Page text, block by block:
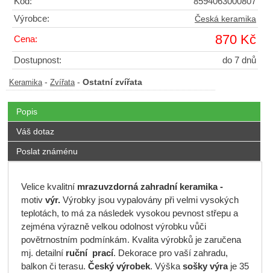
Výrobce:
Česká keramika
Cena: 870 Kč
Dostupnost: do 7 dnů
Keramika - Zvířata - Ostatní zvířata
Popis
Váš dotaz
Poslat známénu
Velice kvalitní mrazuvzdorná zahradní keramika -
motivvýr.Výrobky jsou vypalovány při velmi vysokých
teplotách, to má za následek vysokou pevnost střepu a
zejména výrazně velkou odolnost výrobku vůči
povětrnostním podmínkám. Kvalita výrobků je zaručena
mj. detailníruční prací. Dekorace pro vaší zahradu,
balkon či terasu. Český výrobek. Výškasošky výraje 35